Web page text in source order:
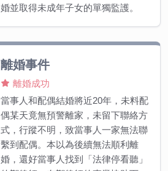
婚並取得未成年子女的單獨監護。
離婚事件
離婚成功
當事人和配偶結婚將近20年，未料配
偶某天竟無預警離家，未留下聯絡方
式，行蹤不明，致當事人一家無法聯
繫到配偶。本以為後續無法順利離
婚，還好當事人找到「法律停看聽」